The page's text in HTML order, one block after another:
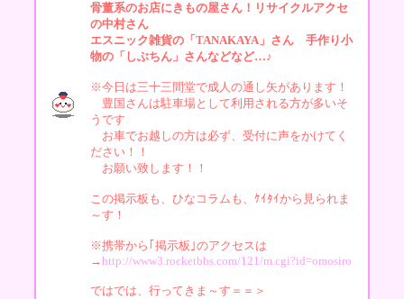
骨董系のお店にきもの屋さん！リサイクルアクセ
の中村さん
エスニック雑貨の「TANAKAYA」さん 手作り小
物の「しぶちん」さんなどなど…♪
※今日は三十三間堂で成人の通し矢があります！
豊国さんは駐車場として利用される方が多いそ
うです
お車でお越しの方は必ず、受付に声をかけてく
ださい！！
お願い致します！！
この掲示板も、ひなコラムも、ｹｲﾀｲから見られま
～す！
※携帯から｢掲示板｣のアクセスは
→http://www3.rocketbbs.com/121/m.cgi?id=omosiro
ではでは、行ってきま～す＝＝＞